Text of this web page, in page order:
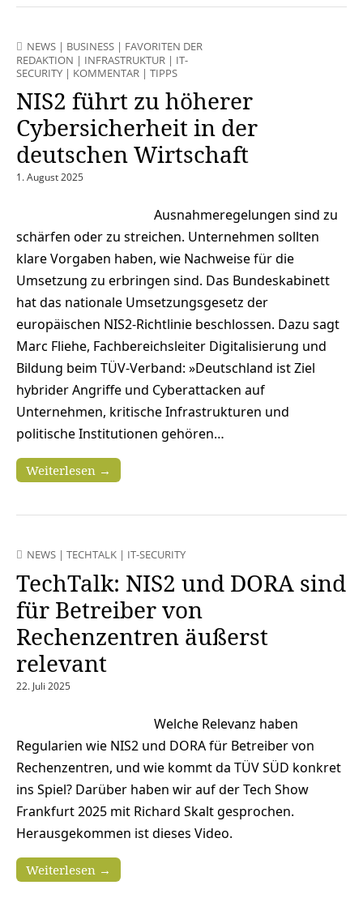
NEWS | BUSINESS | FAVORITEN DER
REDAKTION | INFRASTRUKTUR | IT-
SECURITY | KOMMENTAR | TIPPS
NIS2 führt zu höherer
Cybersicherheit in der
deutschen Wirtschaft
1. August 2025
Ausnahmeregelungen sind zu
schärfen oder zu streichen. Unternehmen sollten
klare Vorgaben haben, wie Nachweise für die
Umsetzung zu erbringen sind. Das Bundeskabinett
hat das nationale Umsetzungsgesetz der
europäischen NIS2-Richtlinie beschlossen. Dazu sagt
Marc Fliehe, Fachbereichsleiter Digitalisierung und
Bildung beim TÜV-Verband: »Deutschland ist Ziel
hybrider Angriffe und Cyberattacken auf
Unternehmen, kritische Infrastrukturen und
politische Institutionen gehören…
Weiterlesen →
NEWS | TECHTALK | IT-SECURITY
TechTalk: NIS2 und DORA sind
für Betreiber von
Rechenzentren äußerst
relevant
22. Juli 2025
Welche Relevanz haben
Regularien wie NIS2 und DORA für Betreiber von
Rechenzentren, und wie kommt da TÜV SÜD konkret
ins Spiel? Darüber haben wir auf der Tech Show
Frankfurt 2025 mit Richard Skalt gesprochen.
Herausgekommen ist dieses Video.
Weiterlesen →